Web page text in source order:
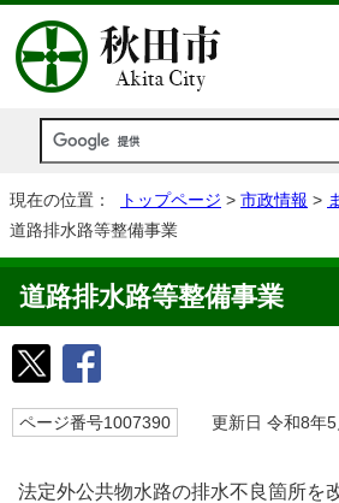
現在の位置： トップページ > 市政情報 >
道路排水路等整備事業
道路排水路等整備事業
ページ番号1007390 更新日 令和8年5
法定外公共物水路の排水不良箇所を